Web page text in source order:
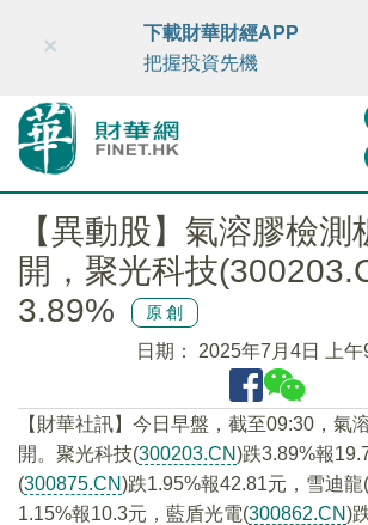
財華智庫網 FINTV FINMETA
×
下載財華財經APP
把握投資先機
【異動股】氣溶膠檢測
開，聚光科技
3.89%
原創
日期： 2025年7月4日 上午
【財華社訊】今日早盤，截至09:30，氣
開。聚光科技(300203.CN)跌3.89%報
(300875.CN)跌1.95%報42.81元，雪迪龍(
1.15%報10.3元，藍盾光電(300862.CN)